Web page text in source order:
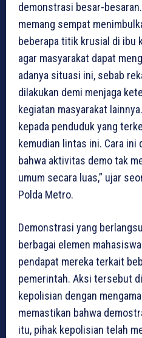
demonstrasi besar-
memang sempat
beberapa titik krusial di ibu
agar masyarakat dapat
adanya situasi ini, sebab
dilakukan demi menjaga
kegiatan masyarakat
kepada penduduk yang
kemudian lintas ini. Cara
bahwa aktivitas demo tak
umum secara luas,” ujar
Polda Metro.
Demonstrasi yang
berbagai elemen
pendapat mereka terkait
pemerintah. Aksi tersebut
kepolisian dengan
memastikan bahwa
itu, pihak kepolisian telah